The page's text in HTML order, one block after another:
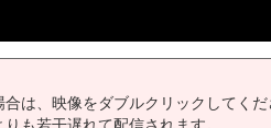
合は、映像をダブルクリックしてく
も若干遅れて配信されます。